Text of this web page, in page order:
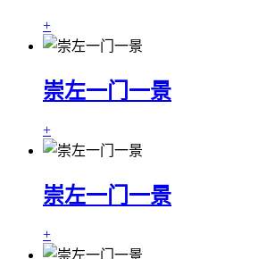
+
崇左一门一景
+
崇左一门一景
+